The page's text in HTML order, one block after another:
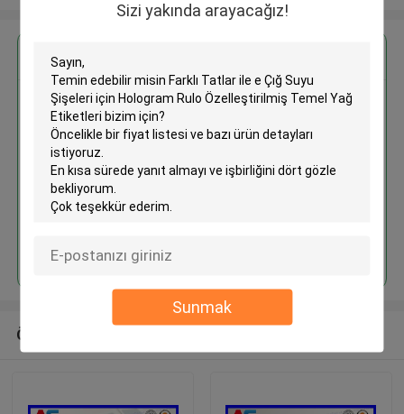
Sizi yakında arayacağız!
Sunmak
Farklı Tatlar ile e Çığ Suyu
Şişeleri için Hologram Rulo
Etiketleri
Önerilen Ürünler